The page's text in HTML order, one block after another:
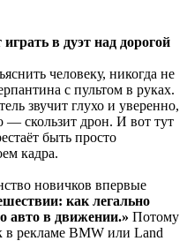
в дуэт над дорогой
человеку, никогда не
с пультом в руках.
звучит глухо и уверенно,
скользит дрон. И вот тут
быть просто
кадра.
новичков впервые
как легально
авто в движении.» Потому
в рекламе BMW или Land